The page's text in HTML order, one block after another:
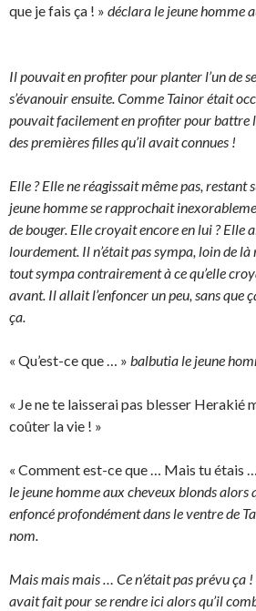
que je fais ça ! » déclara le jeune homme
Il pouvait en profiter pour planter l’un de
s’évanouir ensuite. Comme Tainor était
pouvait facilement en profiter pour battre
des premières filles qu’il avait connues !
Elle ? Elle ne réagissait même pas, restant
jeune homme se rapprochait
de bouger. Elle croyait encore en lui ? Elle
lourdement. Il n’était pas sympa, loin de là
tout sympa contrairement à ce qu’elle
avant. Il allait l’enfoncer un peu, sans que
ça.
« Qu’est-ce que … » balbutia le jeune
« Je ne te laisserai pas blesser Herakié
coûter la vie ! »
« Comment est-ce que … Mais tu étais
le jeune homme aux cheveux blonds alors
enfoncé profondément dans le ventre de
nom.
Mais mais mais … Ce n’était pas prévu ça
avait fait pour se rendre ici alors qu’il